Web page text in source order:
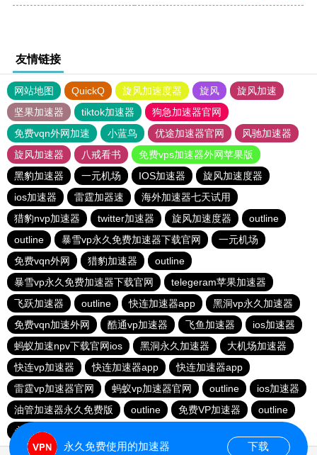
友情链接
网站地图 QuickQ 旋风加速度器 旋风
旋风加速
坚果加速器
tiktok加速器
狗急加速器官网
免费vqn外网加速
小蓝鸟 优途加速器官网
风驰加速器
旋风加速器
八戒看书
免费vps加速器外网苹果版
黑豹加速器
一元机场 IOS加速器
旋风加速度器
ios加速器
雷霆加器速
海外加速器七天试用
猎豹nvp加速器
twitter加速器 旋风加速度器
outline
outline
暴雪vp永久免费加速器下载官网
一元机场
免费vqn外网
猎豹加速器
outline
暴雪vp永久免费加速器下载官网
telegeram苹果加速器
飞跃加速器
outline 快连加速器app
黑洞vp永久加速器
免费vqn加速外网
酷通vp加速器 飞鱼加速器
ios加速器
蚂蚁加速npv下载官网ios
黑洞永久加速器
大机场加速器
快连vp加速器
快连加速器app
快连加速器app
雷霆vp加速器官网
蚂蚁vp加速器官网 outline
ios加速器
油管加速器永久免费版
outline 免费VP加速器
outline
永久免费vqn加速外网
永久免费使用的加速器 下载